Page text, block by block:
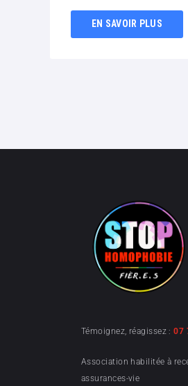
EN SAVOIR PLUS
Témoignez, réagissez :07
Association habilitée à
assurances-vie